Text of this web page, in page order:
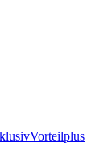
Vorteilplus